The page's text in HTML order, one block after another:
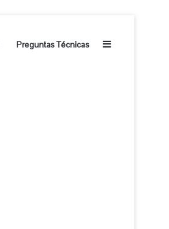
Preguntas Técnicas Barra lateral